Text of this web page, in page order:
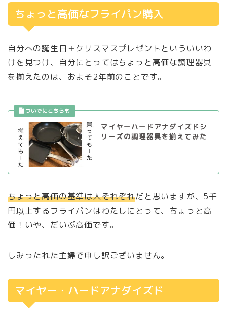
ちょっと高価なフライパン購入
自分への誕生日＋クリスマスプレゼントといういいわ
けを見つけ、自分にとってはちょっと高価な調理器具
を揃えたのは、およそ2年前のことです。
マイヤーハードアナダイズドシ
リーズの調理器具を揃えてみた
ちょっと高価の基準は人それぞれだと思いますが、5千
円以上するフライパンはわたしにとって、ちょっと高
価！いや、だいぶ高価です。
しみったれた主婦で申し訳ございません。
マイヤー・ハードアナダイズド